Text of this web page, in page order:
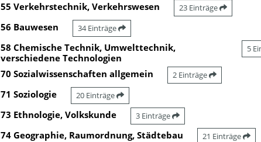
55 Verkehrstechnik, Verkehrswesen 23 Einträge
56 Bauwesen 34 Einträge
58 Chemische Technik, Umwelttechnik,
verschiedene Technologien
5
70 Sozialwissenschaften allgemein 2 Einträge
71 Soziologie 20 Einträge
73 Ethnologie, Volkskunde 3 Einträge
74 Geographie, Raumordnung, Städtebau 21 Einträge